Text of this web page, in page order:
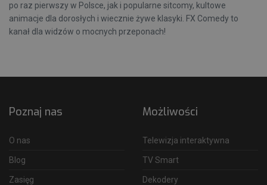
po raz pierwszy w Polsce, jak i popularne sitcomy, kultowe
animacje dla dorosłych i wiecznie żywe klasyki. FX Comedy to
kanał dla widzów o mocnych przeponach!
Poznaj nas
O nas
Blog
Zasięg
Możliwości
Telewizja interaktywna
TV Smart
Dekodery